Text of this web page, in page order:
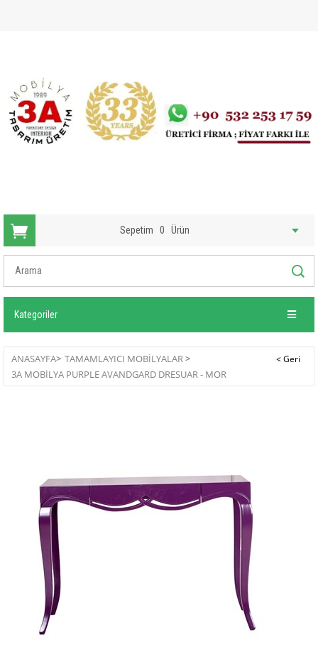
Sepetim 0 Ürün
Kategoriler
ANASAYFA> TAMAMLAYICI MOBİLYALAR>
3A MOBILYA PURPLE AVANDGARD DRESUAR - MOR